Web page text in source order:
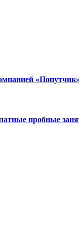
«Попутчик»
пробные